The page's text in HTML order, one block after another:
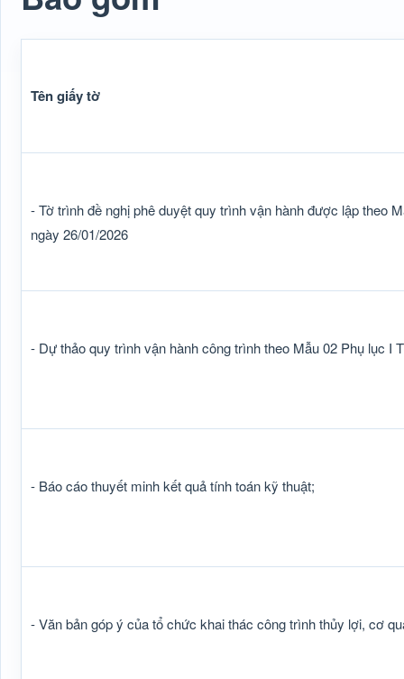
Tên giấy tờ
- Tờ trình đề nghị phê duyệt quy trình vận hành được lập theo
ngày 26/01/2026
- Dự thảo quy trình vận hành công trình theo Mẫu 02 Phụ lục I
- Báo cáo thuyết minh kết quả tính toán kỹ thuật;
- Văn bản góp ý của tổ chức khai thác công trình thủy lợi, cơ